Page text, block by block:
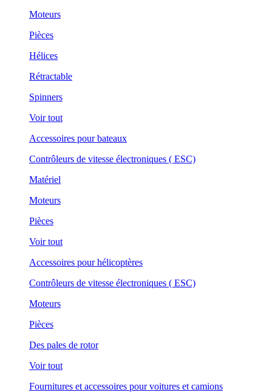
Moteurs
Pièces
Hélices
Rétractable
Spinners
Voir tout
Accessoires pour bateaux
Contrôleurs de vitesse électroniques ( ESC)
Matériel
Moteurs
Pièces
Voir tout
Accessoires pour hélicoptères
Contrôleurs de vitesse électroniques ( ESC)
Moteurs
Pièces
Des pales de rotor
Voir tout
Fournitures et accessoires pour voitures et camions